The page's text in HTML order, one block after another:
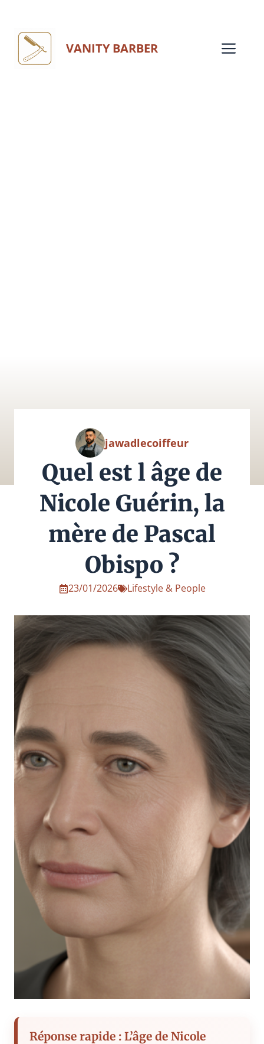
contenu
VANITY BARBER
jawadlecoiffeur
Quel est l âge de
Nicole Guérin, la
mère de Pascal
Obispo ?
23/01/2026 Lifestyle & People
Réponse rapide : L’âge de Nicole